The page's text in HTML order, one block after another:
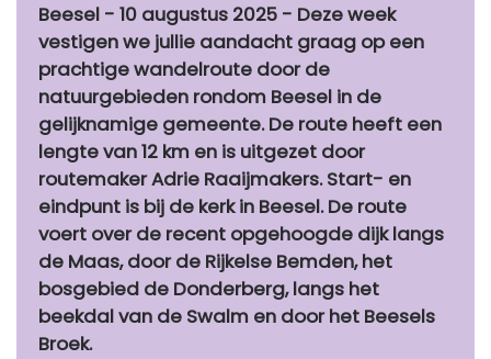
Beesel - 10 augustus 2025 - Deze week
vestigen we jullie aandacht graag op een
prachtige wandelroute door de
natuurgebieden rondom Beesel in de
gelijknamige gemeente. De route heeft een
lengte van 12 km en is uitgezet door
routemaker Adrie Raaijmakers. Start- en
eindpunt is bij de kerk in Beesel. De route
voert over de recent opgehoogde dijk langs
de Maas, door de Rijkelse Bemden, het
bosgebied de Donderberg, langs het
beekdal van de Swalm en door het Beesels
Broek.